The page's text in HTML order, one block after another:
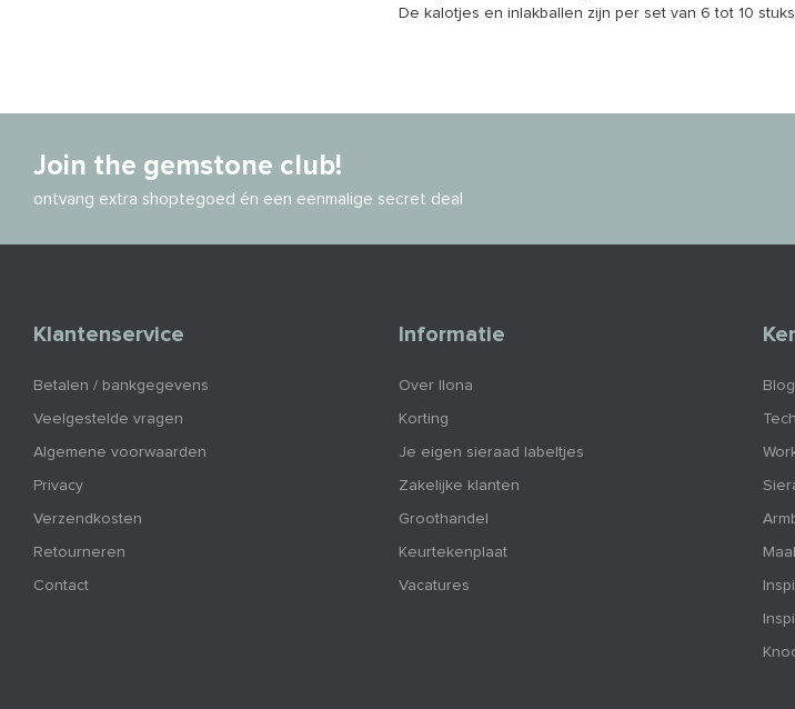
De kalotjes en inlakballen zijn per set van 6 tot 10
Join the gemstone club!
ontvang extra shoptegoed én een eenmalige secret deal
Klantenservice
Betalen / bankgegevens
Veelgestelde vragen
Algemene voorwaarden
Privacy
Verzendkosten
Retourneren
Contact
Informatie
Over Ilona
Korting
Je eigen sieraad labeltjes
Zakelijke klanten
Groothandel
Keurtekenplaat
Vacatures